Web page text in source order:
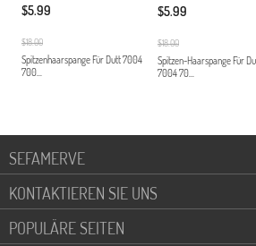
$5.99
$18.00
Spitzenhaarspange Für Dutt 7004
700...
$5.99
$18.00
Spitzen-Haarspange Für
7004 70...
SEFAMERVE
KONTAKTIEREN SIE UNS
POPULÄRE SEITEN